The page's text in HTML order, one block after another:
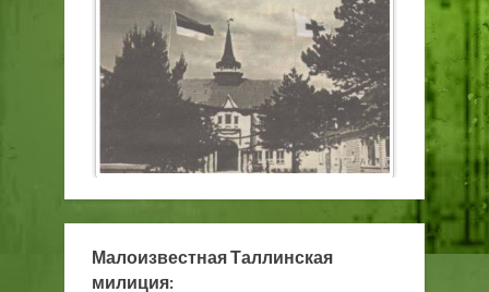
Малоизвестная Таллинская
милиция: